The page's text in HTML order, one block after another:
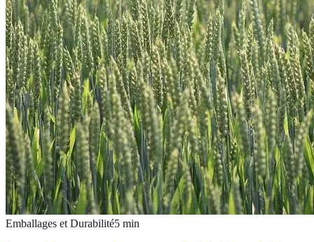
Emballages et Durabilité5 min